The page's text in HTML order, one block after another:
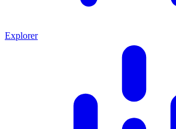
Explorer